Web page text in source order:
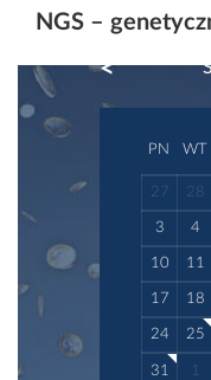
17-18 maja br. w
konferencja
jedno&nbsp;z
wydarzeń dla
NGS –
PN WT
27 28
3 4
10 11
17 18
24 25
31 1